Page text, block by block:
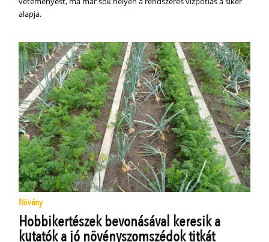
alapja.
Növény
Hobbikertészek bevonásával keresik a
kutatók a jó növényszomszédok titkát